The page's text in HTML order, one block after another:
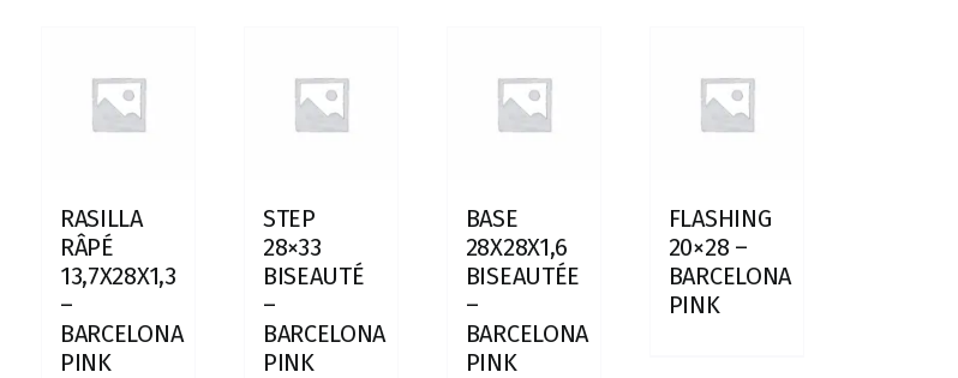
RASILLA
RÂPÉ
13,7X28X1,3
–
BARCELONA
PINK
STEP
28×33
BISEAUTÉ
–
BARCELONA
PINK
BASE
28X28X1,6
BISEAUTÉE
–
BARCELONA
PINK
FLASHING
20×28 –
BARCELONA
PINK